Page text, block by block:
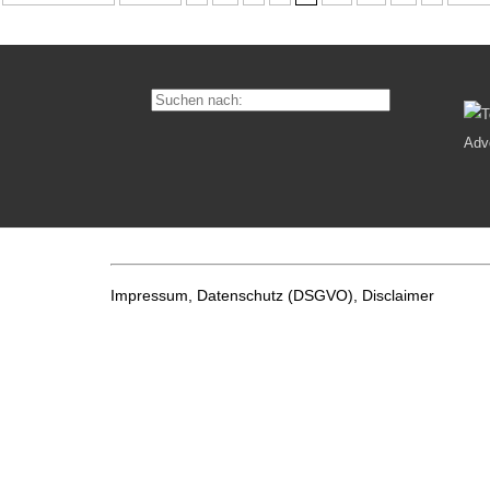
Impressum, Datenschutz (DSGVO), Disclaimer